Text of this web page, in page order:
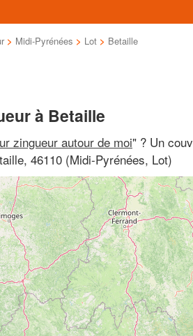
> Midi-Pyrénées > Lot > Betaille
à Betaille
zingueur autour de moi" ? Un
46110 (Midi-Pyrénées, Lot)